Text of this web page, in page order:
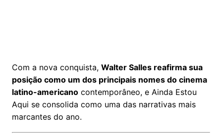
Com a nova conquista, Walter Salles reafirma sua
posição como um dos principais nomes do cinema
latino-americano contemporâneo, e Ainda Estou
Aqui se consolida como uma das narrativas mais
marcantes do ano.